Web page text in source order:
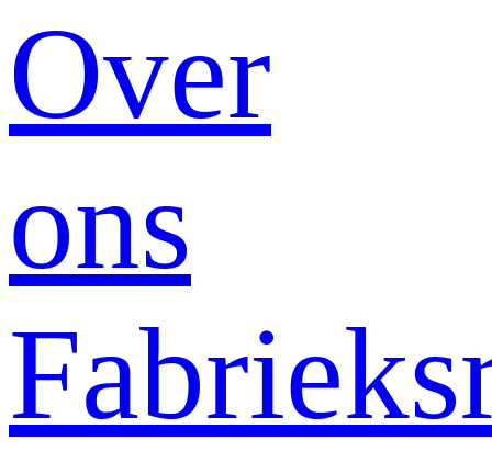
Over
ons